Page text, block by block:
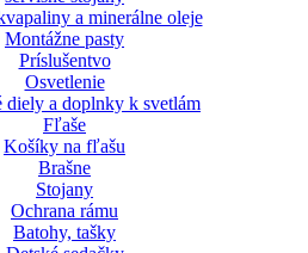
a minerálne oleje
Montážne pasty
Príslušentvo
Osvetlenie
diely a doplnky k svetlám
Fľaše
Košíky na fľašu
Brašne
Stojany
Ochrana rámu
Batohy, tašky